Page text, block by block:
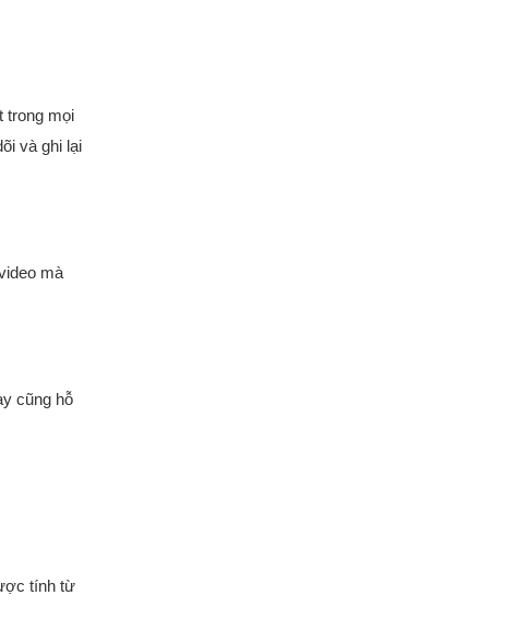
trong mọi
và ghi lại
mà
cũng hỗ
tính từ